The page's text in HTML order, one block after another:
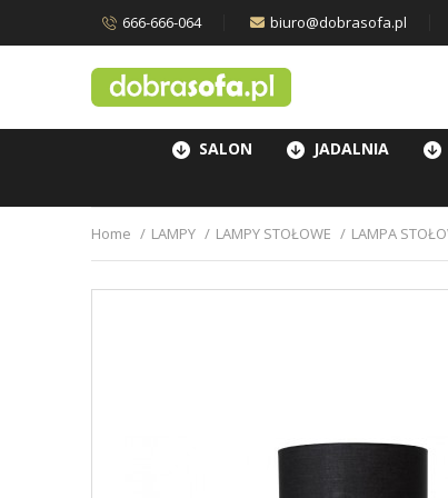
666-666-064 biuro@dobrasofa.pl
SALON JADALNIA
Home LAMPY LAMPY STOŁOWE LAMPA